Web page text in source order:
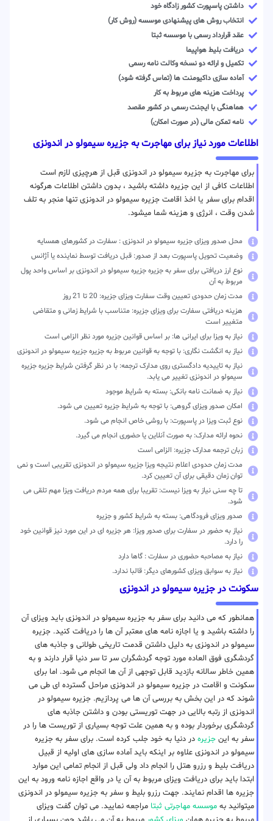
داشتن پاسپورت کشور زادگاه خود
انتخاب روش های پیشنهادی موسسه (روش کار)
عقد قرارداد رسمی با موسسه ثبتا
دریافت بلیط هواپیما
تکمیل و ارائه دو نسخه وکالت نامه رسمی
آماده سازی داکیومنت ها (تماس گرفته شود)
پرداخت هزینه های مربوط به کار
هماهنگی با ایجنت رسمی در کشور مقصد
نامه تمکن مالی (در صورت امکان)
اطلاعات مورد نیاز برای مهاجرت به جزیره سیمولو در اندونزی
برای مهاجرت به جزیره سیمولو در اندونزی قبل از هرچیزی لازم است
اطلاعات کافی از این جزیره داشته باشید ، بدون داشتن اطلاعات هرگونه
اقدام برای سفر یا اخذ اقامت جزیره سیمولو در اندونزی تنها منجر به تلف
شدن وقت ، انرژی و هزینه شما میشود.
محل صدور ویزای جزیره سیمولو در اندونزی : سفارت در کشورهای همسایه
وضعیت تحویل پاسپورت بعد از صدور: قبل دریافت توسط نماینده یا آژانس
نوع ارز دریافتی برای سفر به جزیره جزیره سیمولو در اندونزی بر اساس واحد پول
مربوط به آن
مدت زمان حدودی تعیین وقت سفارت ویزای جزیره: 20 تا 21 روز
هزینه دریافتی سفارت برای ویزای جزیره: متناسب با شرایط زمانی و متقاضی
متغییر است
نیاز به ویزا برای ایرانی ها: بر اساس قوانین جزیره مورد نظر الزامی است
نیاز به انگشت نگاری: با توجه به قوانین مربوط به جزیره جزیره سیمولو در اندونزی
نیاز به تاییدیه دادگستری روی مدارک ترجمه: با در نظر گرفتن شرایط جزیره جزیره
سیمولو در اندونزی تغییر می یابد.
نیاز به ضمانت نامه بانکی: بسته به شرایط موجود
امکان صدور ویزای گروهی: با توجه به شرایط جزیره تعیین می شود.
نوع ثبت ویزا در پاسپورت: با روشی خاص انجام می شود.
نحوه ارائه مدارک: به صورت آنلاین یا حضوری انجام می گیرد.
زبان ترجمه مدارک جزیره: الزامی است
مدت زمان حدودی اعلام نتیجه ویزا جزیره سیمولو در اندونزی تقریبی است و نمی
توان زمان دقیقی برای آن تعیین کرد.
تا چه سنی نیاز به ویزا نیست: تقریبا برای همه مردم دریافت ویزا مهم تلقی می
شود.
صدور ویزای فرودگاهی: بسته به شرایط کشور و جزیره
نیاز به حضور در سفارت برای صدور ویزا: هر جزیره ای در این مورد نیز قوانین خود
را دارد.
نیاز به مصاحبه حضوری در سفارت : گاها دارد
نیاز به سوابق ویزای کشورهای دیگر: قالبا ندارد.
سکونت در جزیره سیمولو در اندونزی
همانطور که می دانید برای سفر به جزیره سیمولو در اندونزی باید ویزای آن
را داشته باشید و یا اجازه نامه های معتبر آن ها را دریافت کنید. جزیره
سیمولو در اندونزی به دلیل داشتن قدمت تاریخی طولانی و جاذبه های
گردشگری فوق العاده مورد توجه گردشگران سر تا سر دنیا قرار دارند و به
همین خاطر سالانه بازدید قابل توجهی از آن ها انجام می شود. اما برای
سکونت و اقامت در جزیره سیمولو در اندونزی مراحل گسترده ای طی می
شوند که در این بخش به بررسی آن ها می پردازیم. جزیره سیمولو در
اندونزی از رتبه بالایی در جهت توریستی بودن و داشتن جاذبه های
گردشگری برخوردار بوده و به همین علت توجه بسیاری از توریست ها را در
سفر به این جزیره در دنیا به خود جلب کرده است. برای سفر به جزیره
سیمولو در اندونزی علاوه بر اینکه باید آماده سازی های اولیه از قبیل
دریافت بلیط و رزرو هتل را انجام داد ولی قبل از انجام تمامی این موارد
ابتدا باید برای دریافت ویزای مربوط به آن یا در واقع اجازه نامه ورود به این
جزیره ها اقدام نمایند. جهت رزرو بلیط و سفر به جزیره سیمولو در اندونزی
میتوانید به موسسه مهاجرتی ثبتا مراجعه نمایید. می توان گفت ویزای